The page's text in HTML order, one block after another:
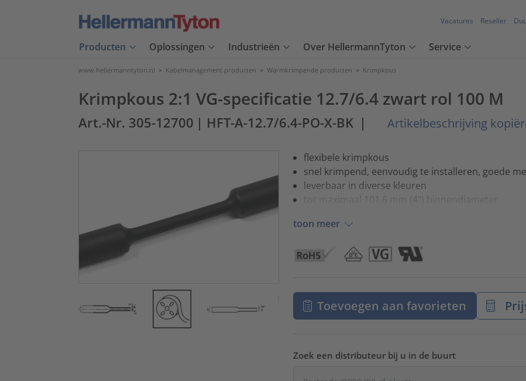
Vacatures Reseller
Producten Oplossingen Industrieën Over HellermannTyton Service
www.hellermanntyton.nl > Kabelmanagement producten > Warmkrimpende producten > Krimpkous
Krimpkous 2:1 VG-specificatie 12.7/6.4 zwart rol 100 M
Art.-Nr. 305-12700 | HFT-A-12.7/6.4-PO-X-BK | Artikelbeschrijving
flexibele krimpkous
snel krimpend, eenvoudig te installeren, goede
leverbaar in diverse kleuren
tot maximaal 101,6 mm (4") binnendiameter
toon meer
Toevoegen aan favorieten
Zoek een distributeur bij u in de buurt